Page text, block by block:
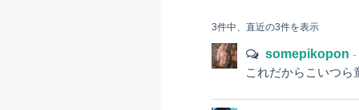
3件中、直近の3件を表示
somepikopon-
これだからこいつら